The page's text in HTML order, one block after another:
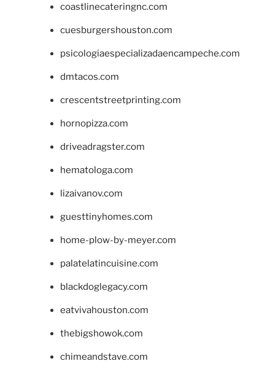
coastlinecateringnc.com
cuesburgershouston.com
psicologiaespecializadaencampeche.com
dmtacos.com
crescentstreetprinting.com
hornopizza.com
driveadragster.com
hematologa.com
lizaivanov.com
guesttinyhomes.com
home-plow-by-meyer.com
palatelatincuisine.com
blackdoglegacy.com
eatvivahouston.com
thebigshowok.com
chimeandstave.com